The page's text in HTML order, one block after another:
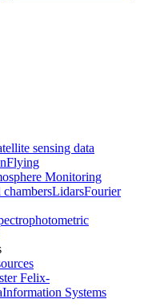
sensing data
Flying
Monitoring
LidarsFourier
Felix-
Information Systems